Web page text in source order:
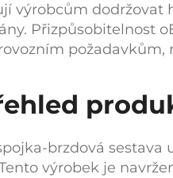
výrobcům dodržovat
Přizpůsobitelnost
brzdová sestava
výrobek je